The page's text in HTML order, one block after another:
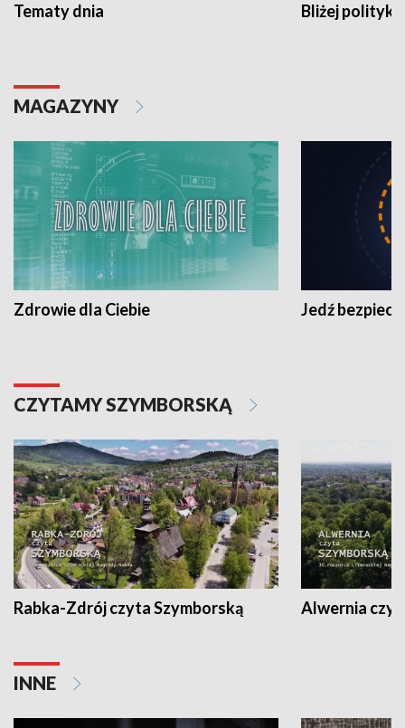
Tematy dnia Bliżej polityki
MAGAZYNY
Zdrowie dla Ciebie Jedź
CZYTAMY SZYMBORSKĄ
Rabka-Zdrój czyta Szymborską Alwernia
INNE